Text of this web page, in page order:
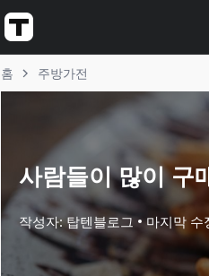
홈 주방가전
사람들이 많이 구
작성자: 탑텐블로그 마지막 수